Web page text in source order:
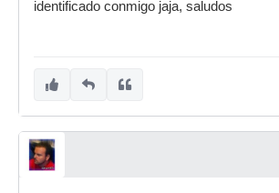
identificado conmigo jaja, saludos